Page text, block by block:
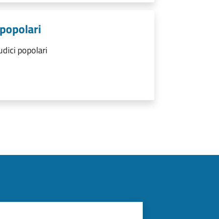
popolari